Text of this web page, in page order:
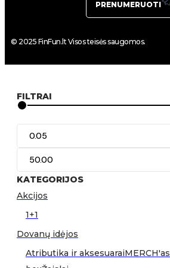
PRENUMERUOTI
© 2025 FinFun.lt Visos teisės saugomos.
FILTRAI
KATEGORIJOS
Akcijos
1+1
Dovanų idėjos
Atributika ir aksesuaraiMERCH'as